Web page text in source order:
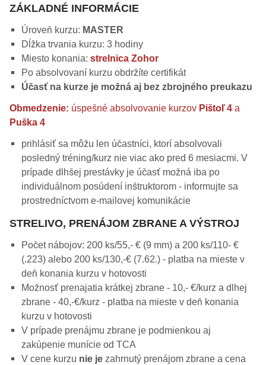
ZÁKLADNÉ INFORMÁCIE
Úroveň kurzu: MASTER
Dĺžka trvania kurzu: 3 hodiny
Miesto konania: strelnica Zohor
Po absolvovaní kurzu obdržíte certifikát
Účasť na kurze je možná aj bez zbrojného preukazu
Obmedzenie: úspešné absolvovanie kurzov Pištoľ 4 a
Puška 4
prihlásiť sa môžu len účastníci, ktorí absolvovali
posledný tréning/kurz nie viac ako pred 6 mesiacmi. V
prípade dlhšej prestávky je účasť možná iba po
individuálnom posúdení inštruktorom - informujte sa
prostredníctvom e-mailovej komunikácie
STRELIVO, PRENÁJOM ZBRANE A VÝSTROJ
Počet nábojov: 200 ks/55,- € (9 mm) a 200 ks/110- €
(.223) alebo 200 ks/130,-€ (7.62.) - platba na mieste v
deň konania kurzu v hotovosti
Možnosť prenajatia krátkej zbrane - 10,- €/kurz a dlhej
zbrane - 40,-€/kurz - platba na mieste v deň konania
kurzu v hotovosti
V prípade prenájmu zbrane je podmienkou aj
zakúpenie munície od TCA
V cene kurzu nie je zahrnutý prenájom zbrane a cena